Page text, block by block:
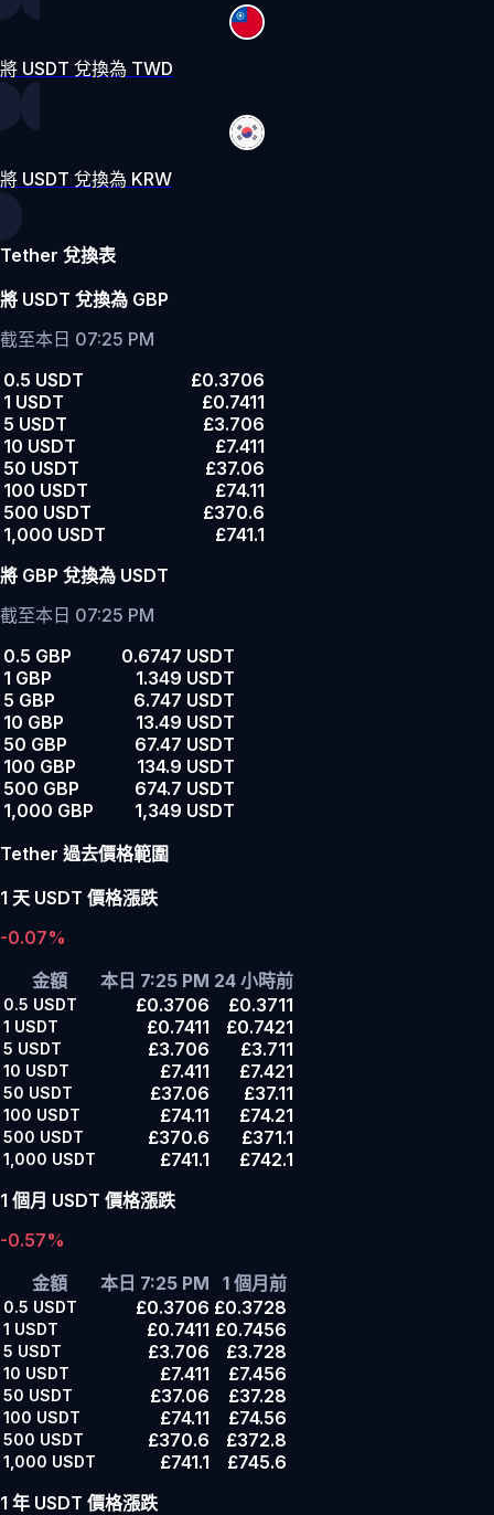
將 USDT 兌換為 TWD
將 USDT 兌換為 KRW
Tether 兌換表
將 USDT 兌換為 GBP
截至本日 07:25 PM
0.5 USDT
£0.3706
1 USDT
£0.7411
5 USDT
£3.706
10 USDT
£7.411
50 USDT
£37.06
100 USDT
£74.11
500 USDT
£370.6
1,000 USDT
£741.1
將 GBP 兌換為 USDT
截至本日 07:25 PM
0.5 GBP
0.6747 USDT
1 GBP
1.349 USDT
5 GBP
6.747 USDT
10 GBP
13.49 USDT
50 GBP
67.47 USDT
100 GBP
134.9 USDT
500 GBP
674.7 USDT
1,000 GBP
1,349 USDT
Tether 過去價格範圍
1 天 USDT 價格漲跌
-0.07%
金額
本日 7:25 PM 24 小時前
0.5 USDT £0.3706 £0.3711
1 USDT £0.7411 £0.7421
5 USDT £3.706 £3.711
10 USDT £7.411 £7.421
50 USDT £37.06 £37.11
100 USDT £74.11 £74.21
500 USDT £370.6 £371.1
1,000 USDT £741.1
£742.1
1 個月 USDT 價格漲跌
-0.57%
金額
本日 7:25 PM 1 個月前
0.5 USDT £0.3706 £0.3728
1 USDT £0.7411 £0.7456
5 USDT £3.706 £3.728
10 USDT £7.411 £7.456
50 USDT £37.06 £37.28
100 USDT £74.11 £74.56
500 USDT £370.6 £372.8
1,000 USDT £741.1
£745.6
1 年 USDT 價格漲跌